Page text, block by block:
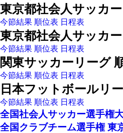
東京都社会人サッカ
今節結果 順位表 日程表
東京都社会人サッカ
今節結果 順位表 日程表
関東サッカーリーグ
今節結果 順位表 日程表
日本フットボールリ
今節結果 順位表 日程表
全国社会人サッカー選手権
全国クラブチーム選手権 東